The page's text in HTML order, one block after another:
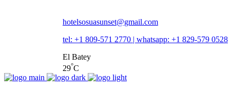
hotelsosuasunset@gmail.com
tel: +1 809-571 2770 | whatsapp: +1 829-579 0528
El Batey
29°C